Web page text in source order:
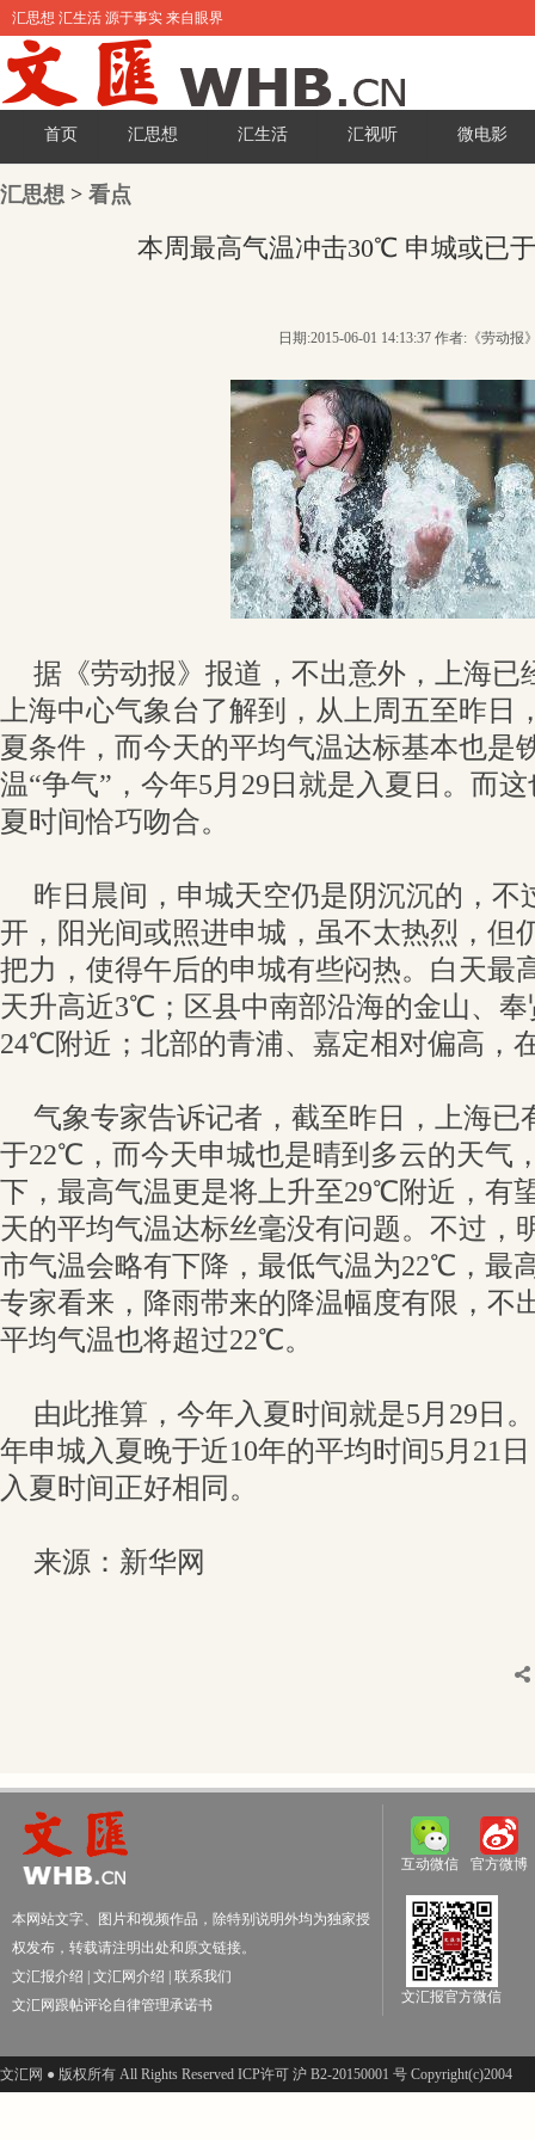
汇思想 汇生活 源于事实 来自眼界
首页 汇思想 汇生活 汇视听 微电影
汇思想 > 看点
本周最高气温冲击30℃ 申城或已
日期:2015-06-01 14:13:37 作者:《劳动报
据《劳动报》报道，不出意外，上海已
上海中心气象台了解到，从上周五至昨日
夏条件，而今天的平均气温达标基本也是
温“争气”，今年5月29日就是入夏日。而
夏时间恰巧吻合。
昨日晨间，申城天空仍是阴沉沉的，不
开，阳光间或照进申城，虽不太热烈，但
把力，使得午后的申城有些闷热。白天最
天升高近3℃；区县中南部沿海的金山、奉
24℃附近；北部的青浦、嘉定相对偏高，
气象专家告诉记者，截至昨日，上海已
于22℃，而今天申城也是晴到多云的天气
下，最高气温更是将上升至29℃附近，有
天的平均气温达标丝毫没有问题。不过，
市气温会略有下降，最低气温为22℃，最
专家看来，降雨带来的降温幅度有限，不
平均气温也将超过22℃。
由此推算，今年入夏时间就是5月29日
年申城入夏晚于近10年的平均时间5月21
入夏时间正好相同。
来源：新华网
本网站文字、图片和视频作品，除特别说明外均为独家授
权发布，转载请注明出处和原文链接。
文汇报介绍
文汇网介绍
联系我们
文汇网跟帖评论自律管理承诺书
互动微信 官方微博
文汇报官方微信
文汇网 ● 版权所有 All Rights Reserved ICP许可 沪 B2-20150001 号 Copyright(c)2004